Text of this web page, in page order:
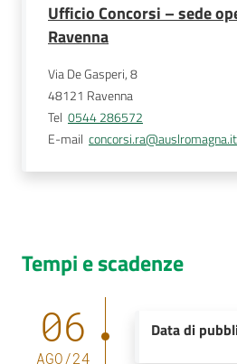
Ufficio Concorsi – sede
Ravenna
Via De Gasperi, 8
48121 Ravenna
Tel 0544 286572
E-mail concorsi.ra@auslromagna.it
Tempi e scadenze
06
AGO/24
Data di